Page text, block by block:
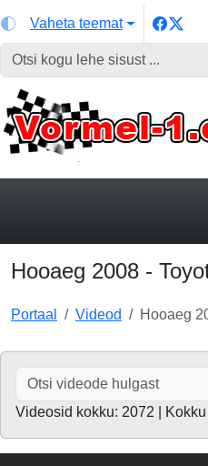
Vaheta teemat
Hooaeg 2008 -
Portaal Videod Hooaeg
Videosid kokku: 2072 |